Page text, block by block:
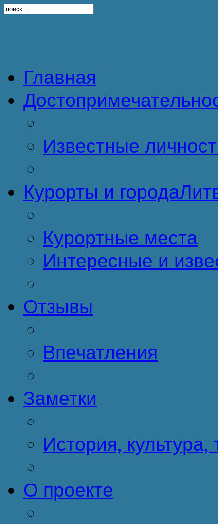
Главная
Известные
Курорты и города
Курортные места
Интересные и
Отзывы
Впечатления
Заметки
История, культура,
О проекте